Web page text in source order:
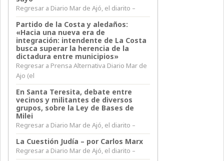
Regresar a Diario Mar de Ajó, el diarito –
Partido de la Costa y aledaños:
«Hacia una nueva era de
integración: intendente de La Costa
busca superar la herencia de la
dictadura entre municipios»
Regresar a Prensa Alternativa Diario Mar de
Ajo (el
En Santa Teresita, debate entre
vecinos y militantes de diversos
grupos, sobre la Ley de Bases de
Milei
Regresar a Diario Mar de Ajó, el diarito –
La Cuestión Judía – por Carlos Marx
Regresar a Diario Mar de Ajó, el diarito –